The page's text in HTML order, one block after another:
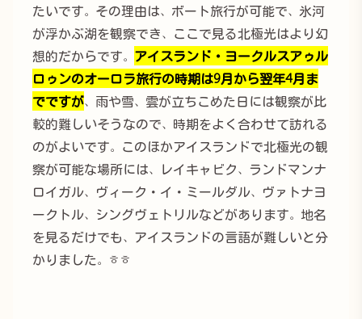
たいです。その理由は、ボート旅行が可能で、氷河
が浮かぶ湖を観察でき、ここで見る北極光はより幻
想的だからです。 アイスランド・ヨークルスアゥル
ロゥンのオーロラ旅行の時期は9月から翌年4月ま
でですが、雨や雪、雲が立ちこめた日には観察が比
較的難しいそうなので、時期をよく合わせて訪れる
のがよいです。このほかアイスランドで北極光の観
察が可能な場所には、レイキャビク、ランドマンナ
ロイガル、ヴィーク・イ・ミールダル、ヴァトナヨ
ークトル、シングヴェトリルなどがあります。地名
を見るだけでも、アイスランドの言語が難しいと分
かりました。ㅎㅎ